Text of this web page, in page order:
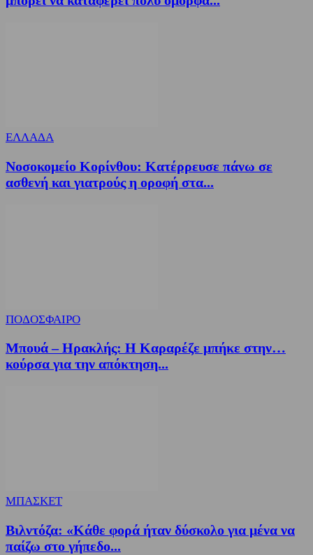
ΕΛΛΑΔΑ
Νοσοκομείο Κορίνθου: Κατέρρευσε πάνω σε
ασθενή και γιατρούς η οροφή στα...
ΠΟΔΟΣΦΑΙΡΟ
Μπουά – Ηρακλής: Η Καραρέζε μπήκε στην…
κούρσα για την απόκτηση...
ΜΠΑΣΚΕΤ
Βιλντόζα: «Κάθε φορά ήταν δύσκολο για μένα να
παίζω στο γήπεδο...